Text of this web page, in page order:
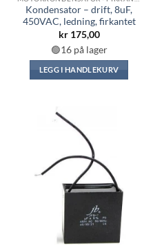
Kondensator – drift, 8uF,
450VAC, ledning, firkantet
kr175,00
🟢16 på lager
LEGG I HANDLEKURV